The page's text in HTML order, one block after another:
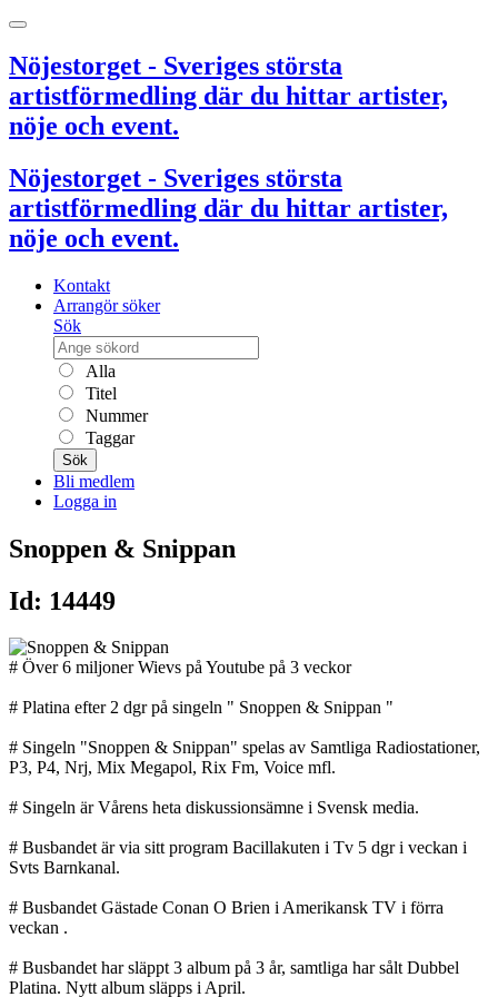
Nöjestorget - Sveriges största
artistförmedling där du hittar artister,
nöje och event.
Nöjestorget - Sveriges största
artistförmedling där du hittar artister,
nöje och event.
Kontakt
Arrangör söker
Sök
Alla
Titel
Nummer
Taggar
Sök
Bli medlem
Logga in
Snoppen & Snippan
Id: 14449
# Över 6 miljoner Wievs på Youtube på 3 veckor
# Platina efter 2 dgr på singeln " Snoppen & Snippan "
# Singeln "Snoppen & Snippan" spelas av Samtliga Radiostationer,
P3, P4, Nrj, Mix Megapol, Rix Fm, Voice mfl.
# Singeln är Vårens heta diskussionsämne i Svensk media.
# Busbandet är via sitt program Bacillakuten i Tv 5 dgr i veckan i
Svts Barnkanal.
# Busbandet Gästade Conan O Brien i Amerikansk TV i förra
veckan .
# Busbandet har släppt 3 album på 3 år, samtliga har sålt Dubbel
Platina. Nytt album släpps i April.